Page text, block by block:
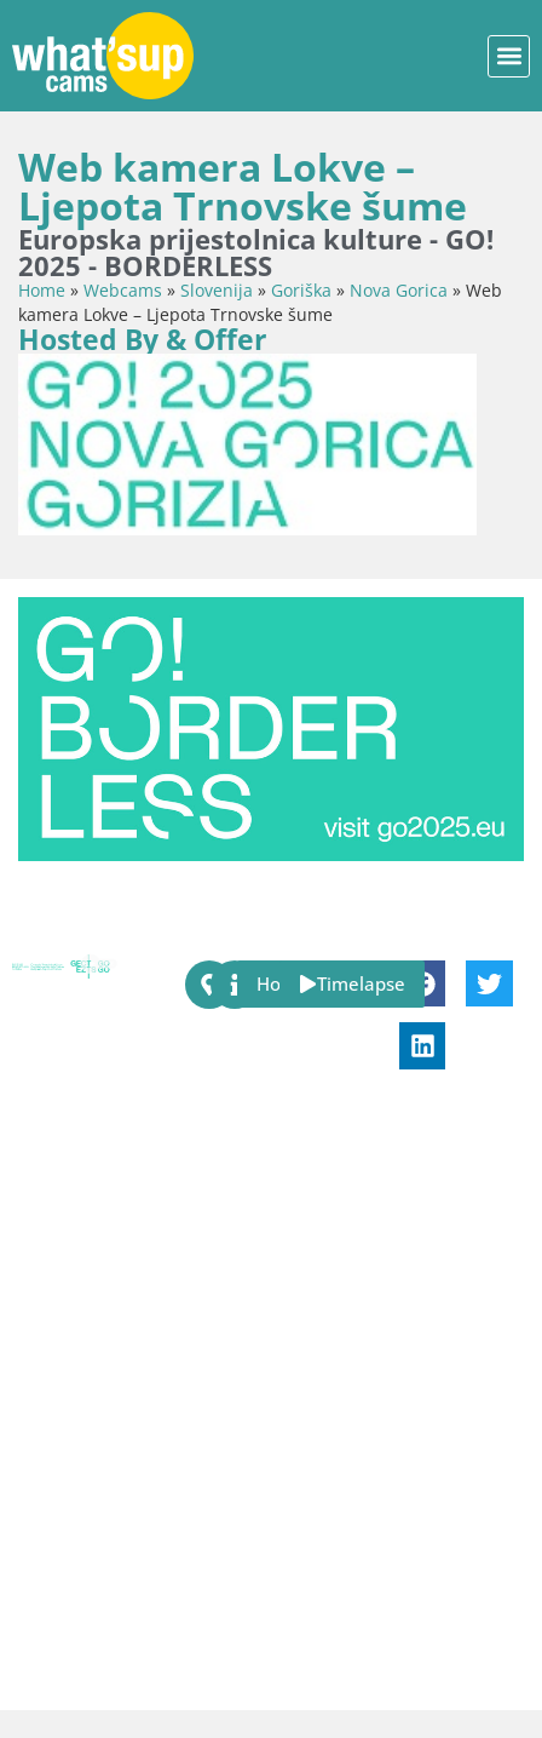
Web kamera Lokve –
Ljepota Trnovske šume
Europska prijestolnica kulture - GO!
2025 - BORDERLESS
Home » Webcams » Slovenija » Goriška » Nova Gorica » Web
kamera Lokve – Ljepota Trnovske šume
Hosted By & Offer
Share:
Host Timelapse